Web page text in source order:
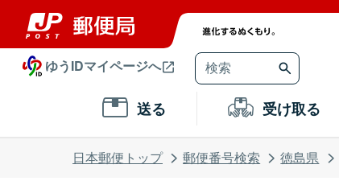
ゆうIDマイページへ
送る 受け取る
日本郵便トップ 郵便番号検索 徳島県